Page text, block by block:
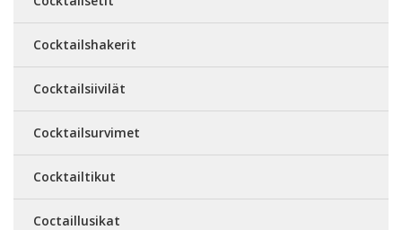
Cocktailshakerit
Cocktailsiivilät
Cocktailsurvimet
Cocktailtikut
Coctaillusikat